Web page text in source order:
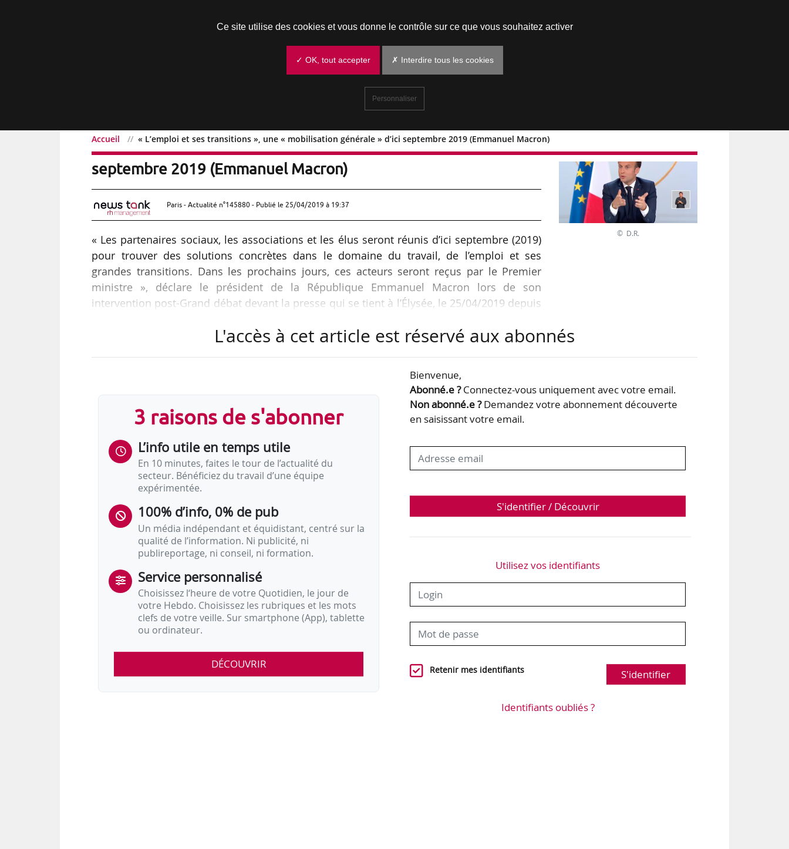
Accueil « L’emploi et ses transitions », une « mobilisation générale » d’ici septembre 2019 (Emmanuel Macron)
« L’emploi et ses transitions », une « mobilisation générale » d’ici
septembre 2019 (Emmanuel Macron)
Paris - Actualité n°145880 - Publié le 25/04/2019 à 19:37
« Les partenaires sociaux, les associations et les élus seront réunis d’ici septembre (2019)
pour trouver des solutions concrètes dans le domaine du travail, de l’emploi et ses
grandes transitions. Dans les prochains jours, ces acteurs seront reçus par le Premier
ministre », déclare le président de la République Emmanuel Macron lors de son
intervention post-Grand débat devant la presse qui se tient à l’Élysée, le 25/04/2019 depuis
« Cela ne signifie pas que je veux revoir l’âge légal de départ à la retraite à 62 ans (…). Le
Gouvernement peut regarder si on peut bouger la période de référence sans allonger
© D.R.
L'accès à cet article est réservé aux abonnés
3 raisons de s'abonner
L’info utile en temps utile
En 10 minutes, faites le tour de l’actualité du
secteur. Bénéficiez du travail d’une équipe
expérimentée.
100% d’info, 0% de pub
Un média indépendant et équidistant, centré sur la
qualité de l’information. Ni publicité, ni
publireportage, ni conseil, ni formation.
Service personnalisé
Choisissez l‘heure de votre Quotidien, le jour de
votre Hebdo. Choisissez les rubriques et les mots
clefs de votre veille. Sur smartphone (App), tablette
ou ordinateur.
DÉCOUVRIR
Bienvenue,
Abonné.e ?Connectez-vous uniquement avec votre email.
Non abonné.e ?Demandez votre abonnement découverte
en saisissant votre email.
S'identifier / Découvrir
Utilisez vos identifiants
Retenir mes identifiants S'identifier
Identifiants oubliés ?
Ce site utilise des cookies et vous donne le contrôle sur ce que vous souhaitez activer
✓ OK, tout accepter ✗ Interdire tous les cookies
Personnaliser